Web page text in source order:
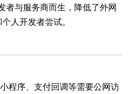
与服务商而生，降低了外网
人开发者尝试。
序、支付回调等需要公网访